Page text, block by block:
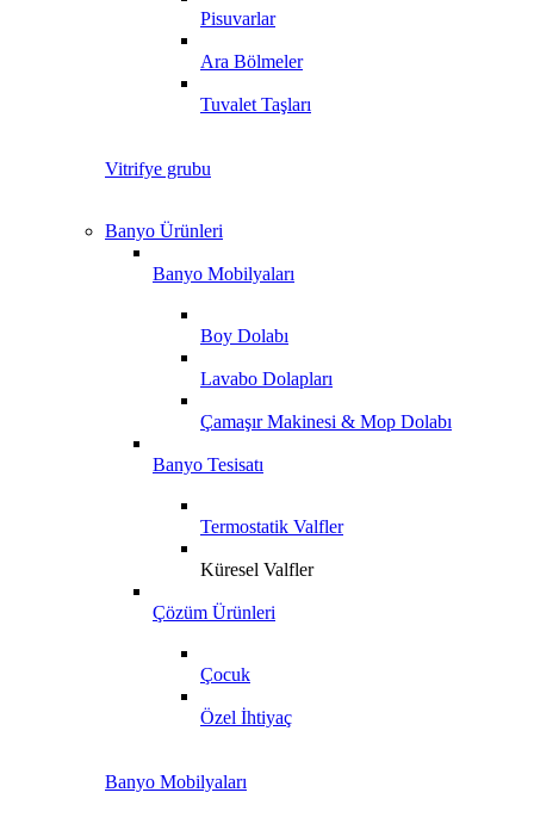
Pisuvarlar
Ara Bölmeler
Tuvalet Taşları
Vitrifye grubu
Banyo Ürünleri
Banyo Mobilyaları
Boy Dolabı
Lavabo Dolapları
Çamaşır Makinesi & Mop Dolabı
Banyo Tesisatı
Termostatik Valfler
Küresel Valfler
Çözüm Ürünleri
Çocuk
Özel İhtiyaç
Banyo Mobilyaları